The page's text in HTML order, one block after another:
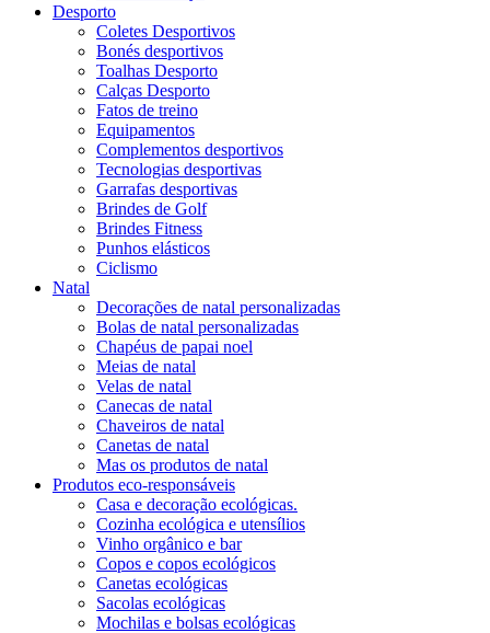
Desporto
Coletes Desportivos
Bonés desportivos
Toalhas Desporto
Calças Desporto
Fatos de treino
Equipamentos
Complementos desportivos
Tecnologias desportivas
Garrafas desportivas
Brindes de Golf
Brindes Fitness
Punhos elásticos
Ciclismo
Natal
Decorações de natal personalizadas
Bolas de natal personalizadas
Chapéus de papai noel
Meias de natal
Velas de natal
Canecas de natal
Chaveiros de natal
Canetas de natal
Mas os produtos de natal
Produtos eco-responsáveis
Casa e decoração ecológicas.
Cozinha ecológica e utensílios
Vinho orgânico e bar
Copos e copos ecológicos
Canetas ecológicas
Sacolas ecológicas
Mochilas e bolsas ecológicas